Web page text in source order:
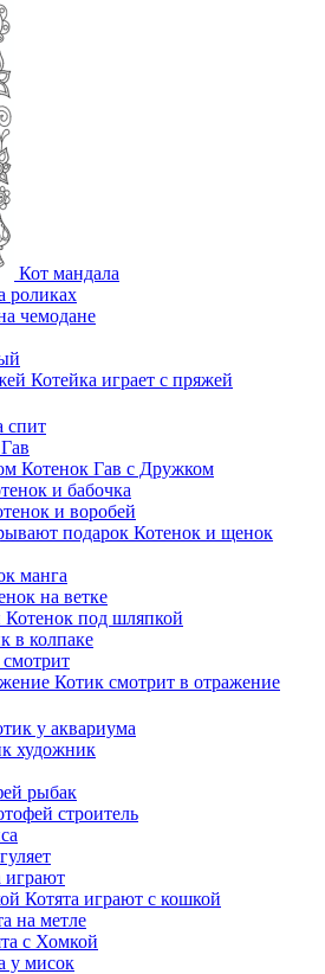
Кот мандала
роликах
чемодане
Котейка играет с пряжей
спит
Котенок Гав с Дружком
и бабочка
и воробей
Котенок и щенок
манга
на ветке
Котенок под шляпкой
в колпаке
Котик смотрит в отражение
у аквариума
художник
рыбак
строитель
играют
Котята играют с кошкой
на метле
с Хомкой
у мисок